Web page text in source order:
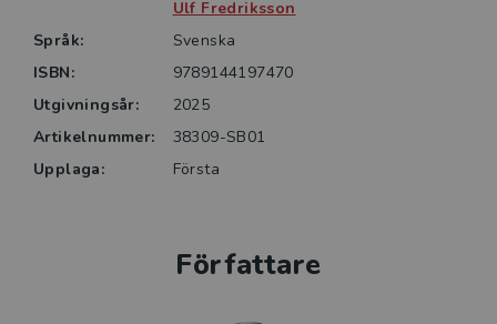
lärarstudenter med inriktning mot de yngre eleverna.
Ulf Fredriksson
Språk:
Svenska
ISBN:
9789144197470
Utgivningsår:
2025
Artikelnummer:
38309-SB01
Upplaga:
Första
Författare